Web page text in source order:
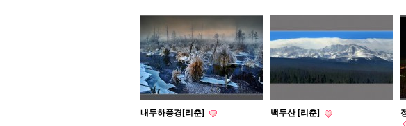
내두하풍경[리춘]
백두산 [리춘]